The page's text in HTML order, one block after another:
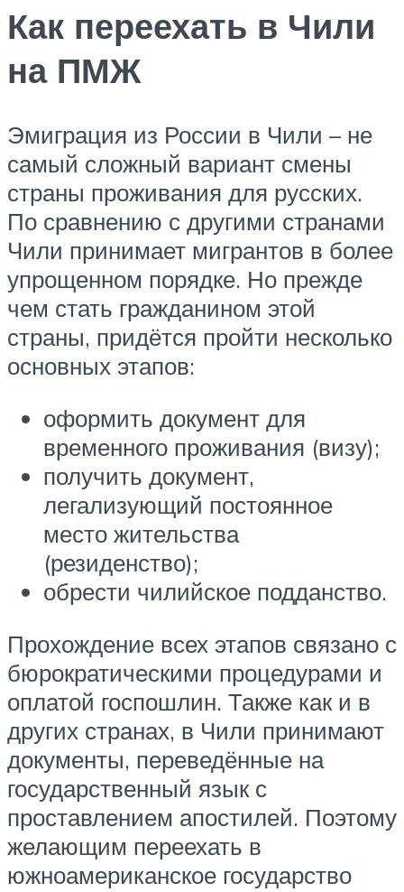
Как переехать в Чили
на ПМЖ
Эмиграция из России в Чили – не
самый сложный вариант смены
страны проживания для русских.
По сравнению с другими странами
Чили принимает мигрантов в более
упрощенном порядке. Но прежде
чем стать гражданином этой
страны, придётся пройти несколько
основных этапов:
оформить документ для
временного проживания (визу);
получить документ,
легализующий постоянное
место жительства
(резиденство);
обрести чилийское подданство.
Прохождение всех этапов связано с
бюрократическими процедурами и
оплатой госпошлин. Также как и в
других странах, в Чили принимают
документы, переведённые на
государственный язык с
проставлением апостилей. Поэтому
желающим переехать в
южноамериканское государство